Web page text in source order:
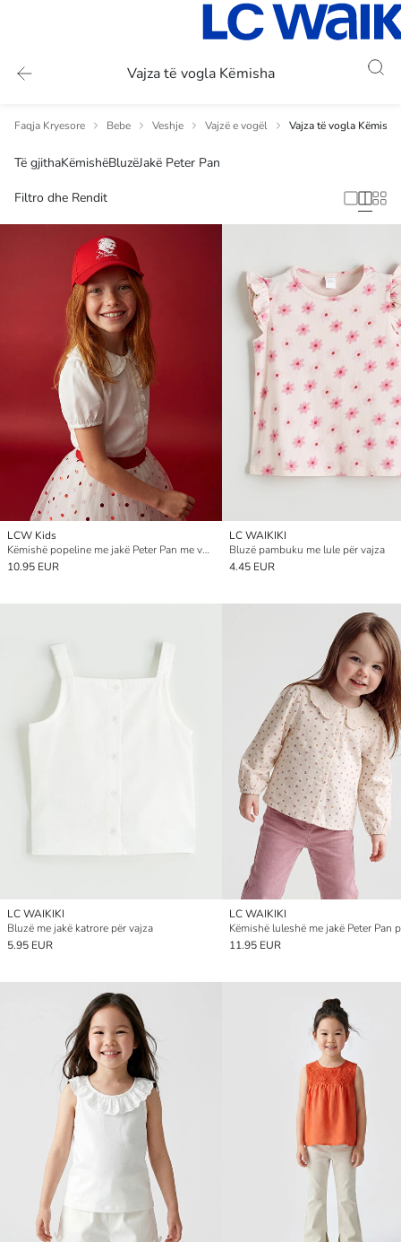
Vajza të vogla Këmisha
Faqja Kryesore Bebe Veshje Vajzë e vogël Vajza të vogla Këmisha
Të gjithaKëmishëBluzëJakë Peter Pan
Filtro dhe Rendit
LCW Kids
Këmishë popeline me jakë Peter Pan me volan për vajza
10.95 EUR
LC WAIKIKI
Bluzë pambuku me lule për vajza
4.45 EUR
LC WAIKIKI
Bluzë me jakë katrore për vajza
5.95 EUR
LC WAIKIKI
11.95 EUR